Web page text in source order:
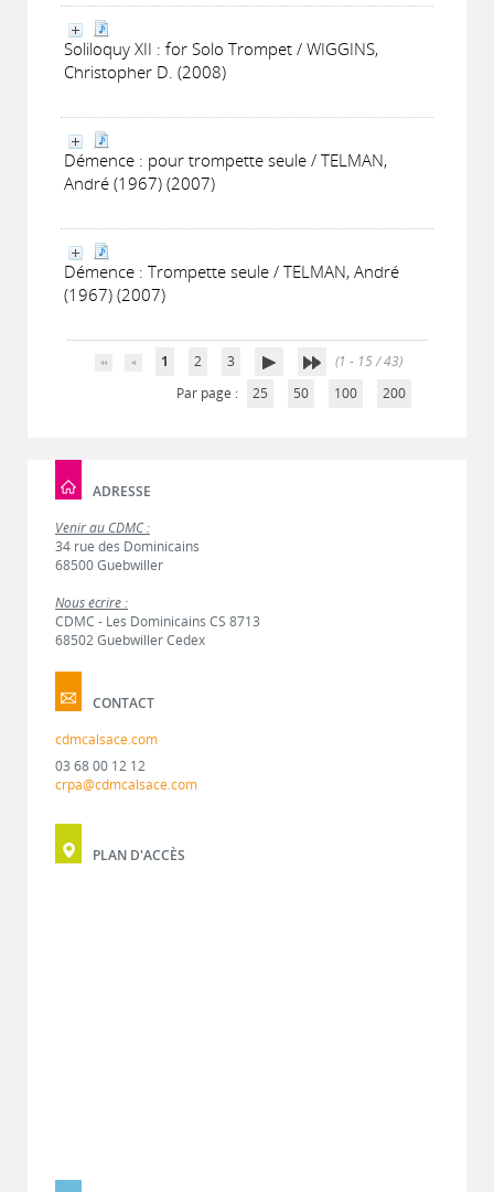
Soliloquy XII : for Solo Trompet / WIGGINS,
Christopher D. (2008)
Démence : pour trompette seule / TELMAN,
André (1967) (2007)
Démence : Trompette seule / TELMAN, André
(1967) (2007)
1 2 3
(1 - 15 / 43)
Par page :
25 50 100 200
ADRESSE
Venir au CDMC :
34 rue des Dominicains
68500 Guebwiller
Nous écrire :
CDMC - Les Dominicains CS 8713
68502 Guebwiller Cedex
CONTACT
cdmcalsace.com
03 68 00 12 12
crpa@cdmcalsace.com
PLAN D'ACCÈS